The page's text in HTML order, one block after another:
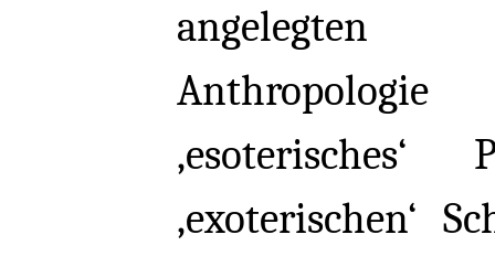
angelegten
‚exoterischen‘